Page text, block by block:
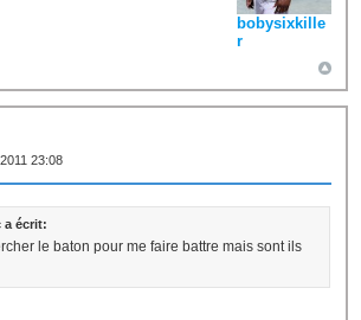
bobysixkille
r
23:08
a écrit:
le baton pour me faire battre mais sont ils